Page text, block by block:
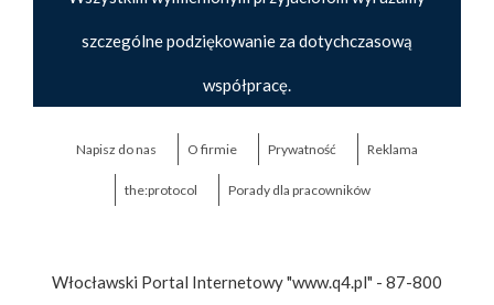
szczególne podziękowanie za dotychczasową
współpracę.
Napisz do nas O firmie Prywatność Reklama
the:protocol Porady dla pracowników
Włocławski Portal Internetowy "www.q4.pl" - 87-800